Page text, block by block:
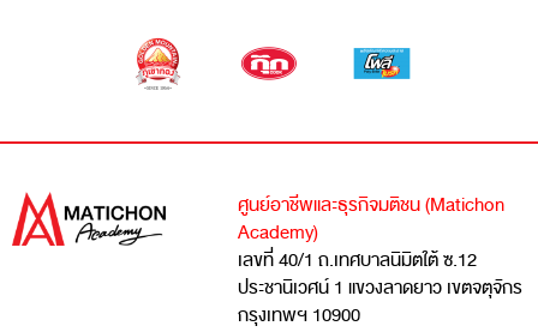
ศูนย์อาชีพและธุรกิจมติชน (Matichon
Academy)
เลขที่ 40/1 ถ.เทศบาลนิมิตใต้ ซ.12
ประชานิเวศน์ 1 แขวงลาดยาว เขตจตุจักร
กรุงเทพฯ 10900